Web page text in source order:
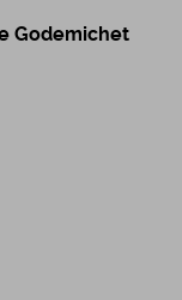
Godemichet